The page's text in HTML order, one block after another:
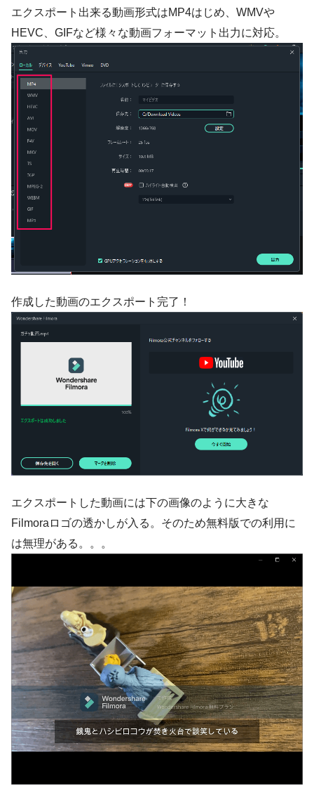
エクスポート出来る動画形式はMP4はじめ、WMVや
HEVC、GIFなど様々な動画フォーマット出力に対応。
作成した動画のエクスポート完了！
エクスポートした動画には下の画像のように大きな
Filmoraロゴの透かしが入る。そのため無料版での利用に
は無理がある。。。